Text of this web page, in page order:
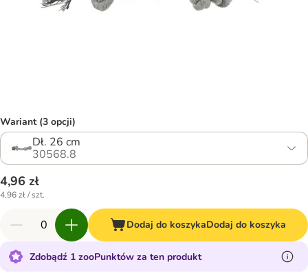
Wariant (3 opcji)
Dł. 26 cm
30568.8
4,96 zł
4,96 zł / szt.
Dodaj do koszykaDodaj do koszyka
Zdobądź 1 zooPunktów za ten produkt